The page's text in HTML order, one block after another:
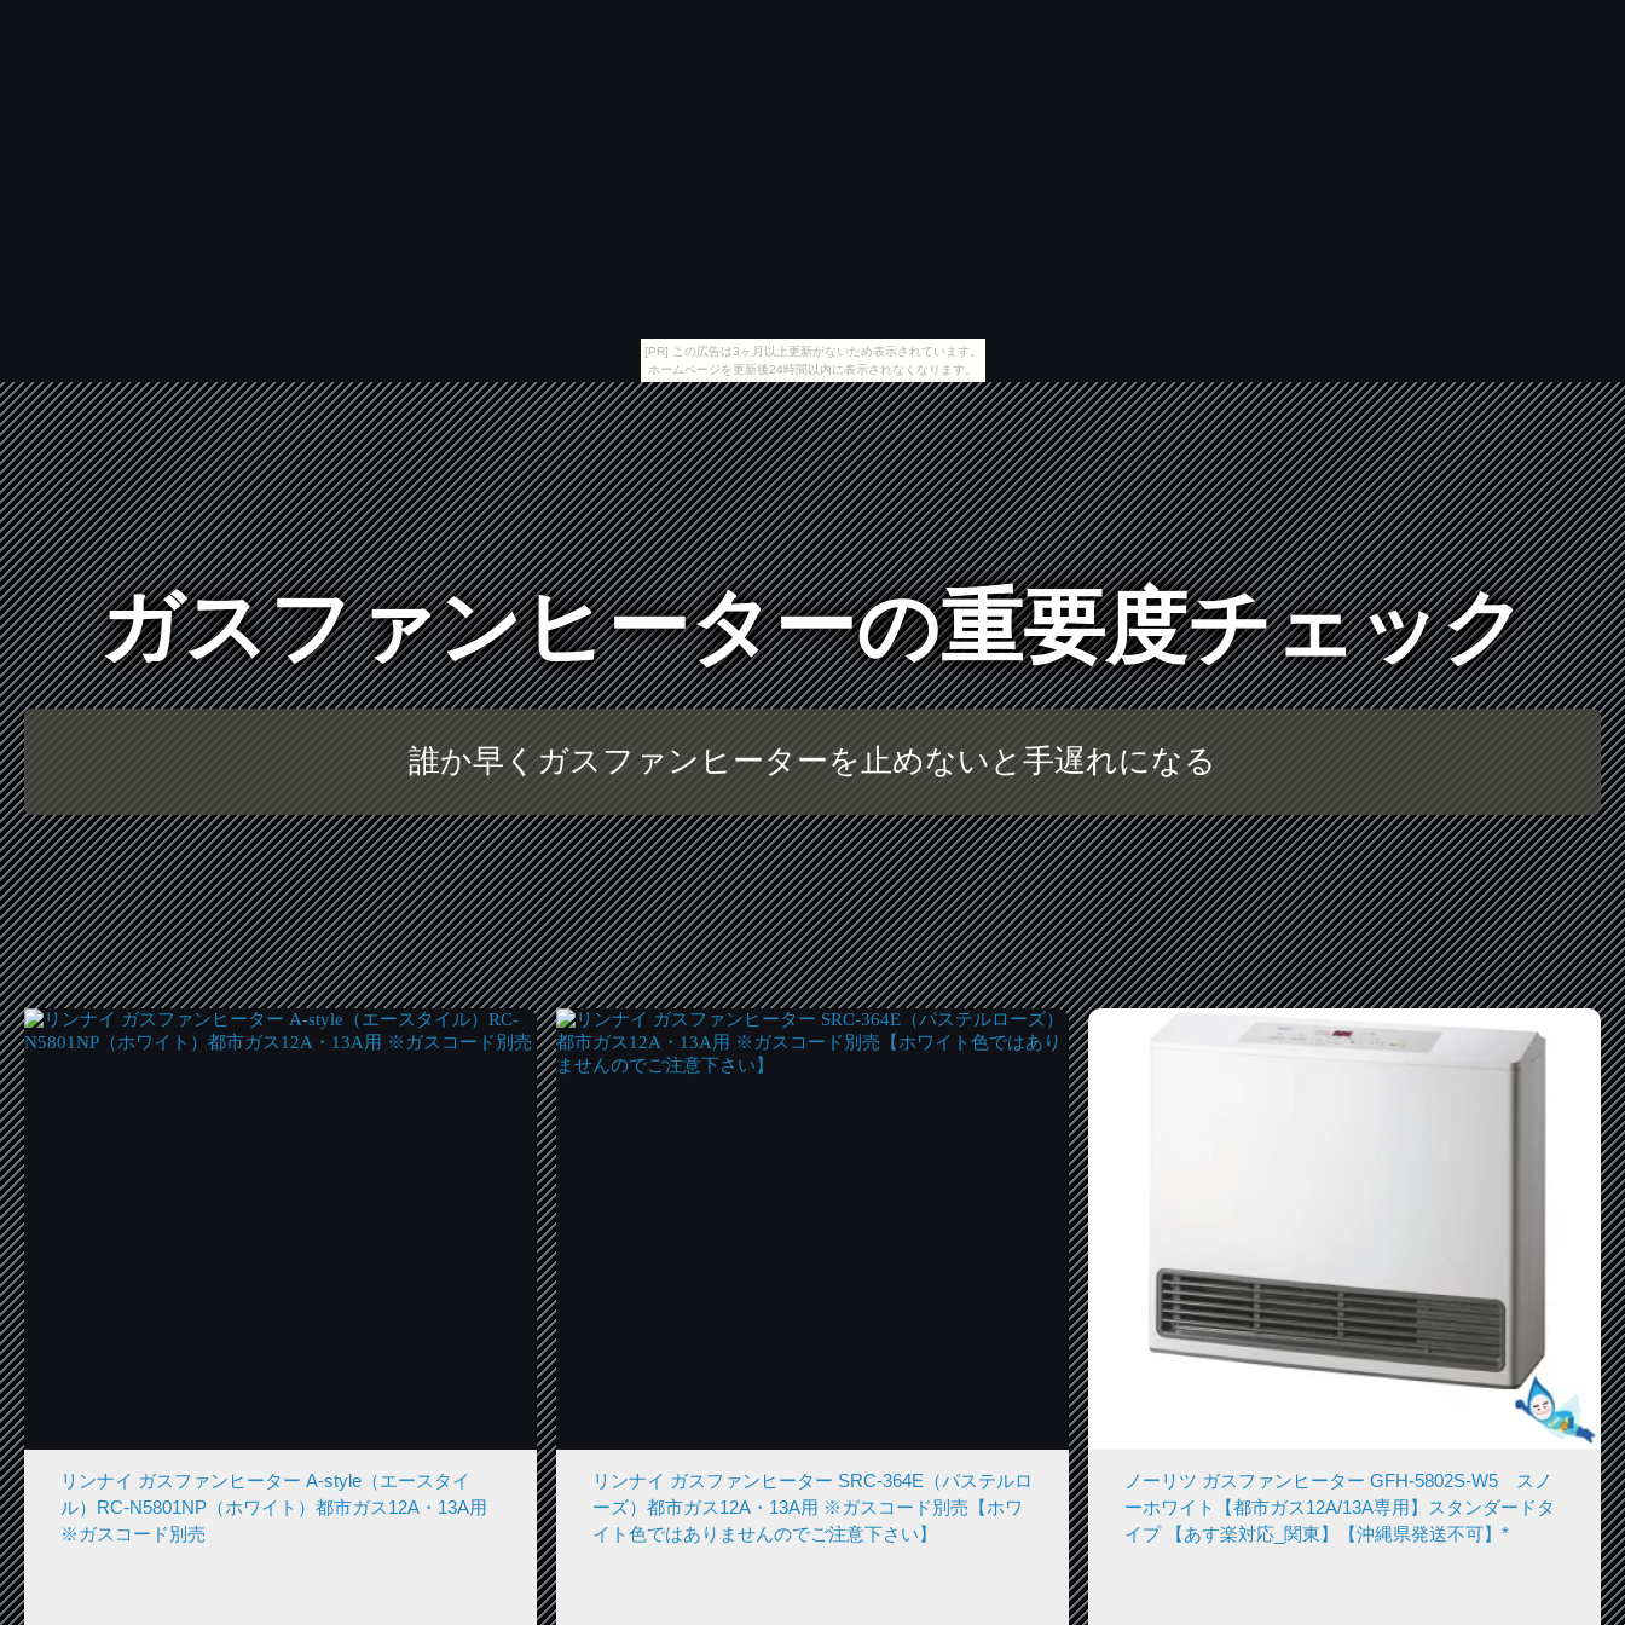
[PR] この広告は3ヶ月以上更新がないため表示されています。
ホームページを更新後24時間以内に表示されなくなります。
ガスファンヒーターの重要度チェック
誰か早くガスファンヒーターを止めないと手遅れになる
リンナイ ガスファンヒーター A-style（エースタイ
ル）RC-N5801NP（ホワイト）都市ガス12A・13A用
※ガスコード別売
リンナイ ガスファンヒーター SRC-364E（パステルロ
ーズ）都市ガス12A・13A用 ※ガスコード別売【ホワ
イト色ではありませんのでご注意下さい】
ノーリツ ガスファンヒーター GFH-5802S-W5 スノ
ーホワイト【都市ガス12A/13A専用】スタンダードタ
イプ 【あす楽対応_関東】【沖縄県発送不可】*